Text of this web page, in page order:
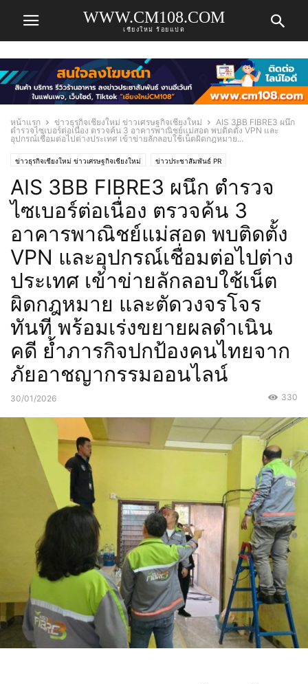
WWW.CM108.COM
เชียงใหม่ ร้อยแปด
หน้าแรก ข่าวธุรกิจเชียงใหม่ ข่าวเศรษฐกิจเชียงใหม่
AIS 3BB FIBRE3 ผนึก
ตำรวจไซเบอร์ต่อเนื่อง ตรวจค้น 3 อาคารพาณิชย์แม่สอด พบติดตั้ง VPN และ
อุปกรณ์เชื่อมต่อไปต่างประเทศ เข้าข่ายลักลอบใช้เน็ตผิดกฎหมาย...
ข่าวธุรกิจเชียงใหม่ ข่าวเศรษฐกิจเชียงใหม่ ข่าวประชาสัมพันธ์ PR
AIS 3BB FIBRE3 ผนึก ตำรวจ
ไซเบอร์ต่อเนื่อง ตรวจค้น 3
อาคารพาณิชย์แม่สอด พบติดตั้ง
VPN และอุปกรณ์เชื่อมต่อไปต่าง
ประเทศ เข้าข่ายลักลอบใช้เน็ต
ผิดกฎหมาย และตัดวงจรโจร
ทันที พร้อมเร่งขยายผลดำเนิน
คดี ย้ำภารกิจปกป้องคนไทยจาก
ภัยอาชญากรรมออนไลน์
30/01/2026 330